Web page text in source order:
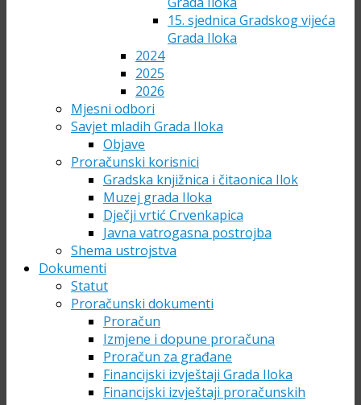
15. sjednica Gradskog vijeća
Grada Iloka
2024
2025
2026
Mjesni odbori
Savjet mladih Grada Iloka
Objave
Proračunski korisnici
Gradska knjižnica i čitaonica Ilok
Muzej grada Iloka
Dječji vrtić Crvenkapica
Javna vatrogasna postrojba
Shema ustrojstva
Dokumenti
Statut
Proračunski dokumenti
Proračun
Izmjene i dopune proračuna
Proračun za građane
Financijski izvještaji Grada Iloka
Financijski izvještaji proračunskih